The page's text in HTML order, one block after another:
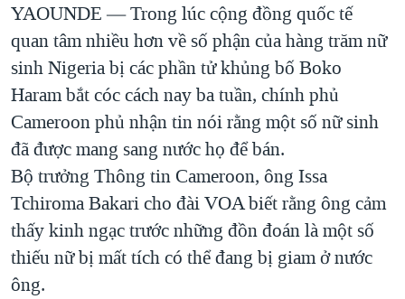
GIÁO DỤC
CÁC GIÁ TRỊ CỘNG HÒA Ở VIỆT NAM
THƯỢNG ĐỈNH TRUMP-KIM TẠI VIỆT NAM
TRỊNH VĨNH BÌNH VS. CHÍNH PHỦ VIỆT NAM
NGƯ DÂN VIỆT VÀ LÀN SÓNG TRỘM HẢI SÂM
BÊN KIA QUỐC LỘ: TIẾNG VỌNG TỪ NÔNG THÔN MỸ
YAOUNDE —Trong lúc cộng đồng quốc tế
quan tâm nhiều hơn về số phận của hàng trăm nữ
sinh Nigeria bị các phần tử khủng bố Boko
Haram bắt cóc cách nay ba tuần, chính phủ
Cameroon phủ nhận tin nói rằng một số nữ sinh
đã được mang sang nước họ để bán.
Bộ trưởng Thông tin Cameroon, ông Issa
Tchiroma Bakari cho đài VOA biết rằng ông cảm
thấy kinh ngạc trước những đồn đoán là một số
thiếu nữ bị mất tích có thể đang bị giam ở nước
ông.